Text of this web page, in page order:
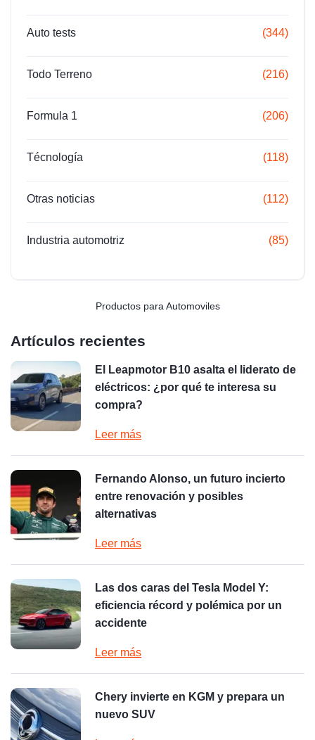
Auto tests (344)
Todo Terreno (216)
Formula 1 (206)
Técnología (118)
Otras noticias (112)
Industria automotriz (85)
Productos para Automoviles
Artículos recientes
El Leapmotor B10 asalta el liderato de
eléctricos: ¿por qué te interesa su
compra?
Leer más
Fernando Alonso, un futuro incierto
entre renovación y posibles
alternativas
Leer más
Las dos caras del Tesla Model Y:
eficiencia récord y polémica por un
accidente
Leer más
Chery invierte en KGM y prepara un
nuevo SUV